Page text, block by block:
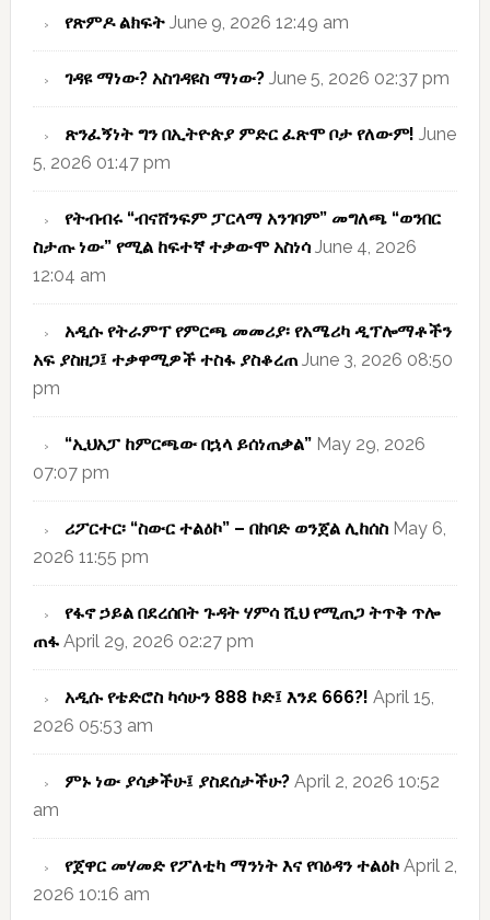
የጽምዶ ልክፍት June 9, 2026 12:49 am
ገዳዩ ማነው? አስገዳዩስ ማነው? June 5, 2026 02:37 pm
ጽንፈኝነት ግን በኢትዮጵያ ምድር ፈጽሞ ቦታ የለውም! June
5, 2026 01:47 pm
የትብብሩ “ብናሸንፍም ፓርላማ አንገባም” መግለጫ “ወንበር
ስታጡ ነው” የሚል ከፍተኛ ተቃውሞ አስነሳ June 4, 2026
12:04 am
አዲሱ የትራምፕ የምርጫ መመሪያ፡ የአሜሪካ ዲፕሎማቶችን
አፍ ያስዘጋ፤ ተቃዋሚዎች ተስፋ ያስቆረጠ June 3, 2026 08:50
pm
“ኢህአፓ ከምርጫው በኋላ ይሰነጠቃል” May 29, 2026
07:07 pm
ሪፖርተር፡ “ስውር ተልዕኮ” – በከባድ ወንጀል ሊከሰስ May 6,
2026 11:55 pm
የፋኖ ኃይል በደረሰበት ጉዳት ሃምሳ ሺህ የሚጠጋ ትጥቅ ጥሎ
ጠፋ April 29, 2026 02:27 pm
አዲሱ የቴድሮስ ካሳሁን 888 ኮድ፤ እንደ 666?! April 15,
2026 05:53 am
ምኑ ነው ያሳቃችሁ፤ ያስደሰታችሁ? April 2, 2026 10:52
am
የጀዋር መሃመድ የፖለቲካ ማንነት እና የባዕዳን ተልዕኮ April 2,
2026 10:16 am